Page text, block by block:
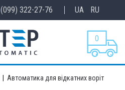
(099) 322-27-76 UA RU
0
Автоматика для відкатних воріт